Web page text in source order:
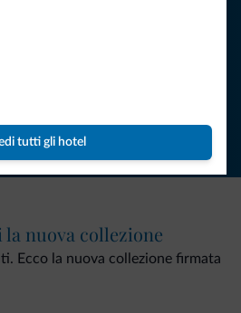
tutti gli hotel
nuova collezione
Ecco la nuova collezione firmata